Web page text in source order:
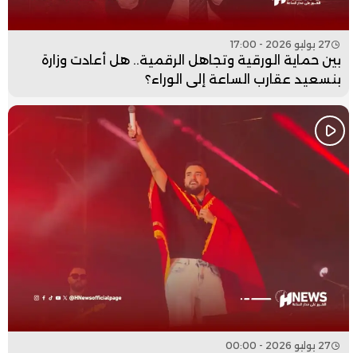
27 يوليو 2026 - 17:00
بين حماية الورقية وتجاهل الرقمية.. هل أعادت وزارة
بنسعيد عقارب الساعة إلى الوراء؟
27 يوليو 2026 - 00:00